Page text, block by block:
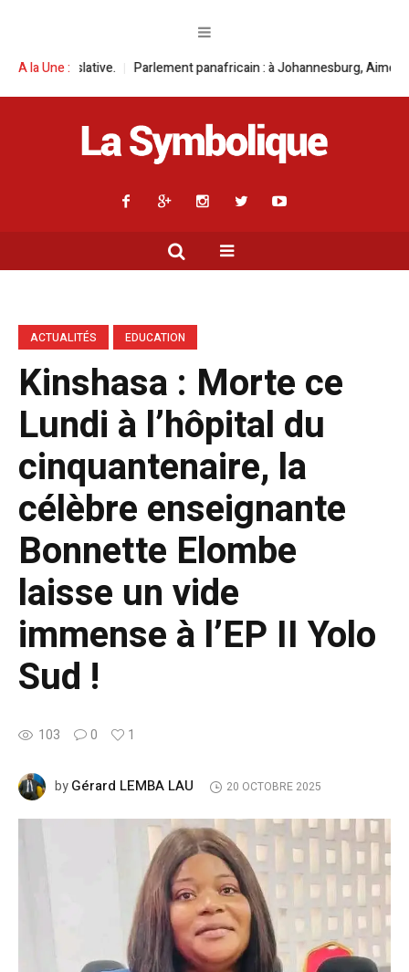
A la Une :
panafricain : à Johannesburg, Aimé Boji Sangara multiplie les
ACTUALITÉS EDUCATION
Kinshasa : Morte ce
Lundi à l’hôpital du
cinquantenaire, la
célèbre enseignante
Bonnette Elombe
laisse un vide
immense à l’EP II Yolo
Sud !
103 0 1
byGérard LEMBA LAU 20 OCTOBRE 2025